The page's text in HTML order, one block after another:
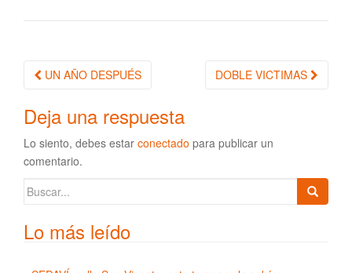
Navegación de la entrada
UN AÑO DESPUÉS DOBLE VICTIMAS
Deja una respuesta
Lo siento, debes estar conectado para publicar un
comentario.
Buscar:
Lo más leído